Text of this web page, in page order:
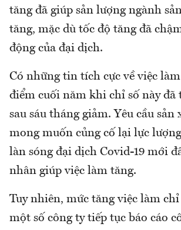
tăng đã giúp sản lượng ngành
tăng, mặc dù tốc độ tăng đã
động của đại dịch.
Có những tin tích cực về việc
điểm cuối năm khi chỉ số này đã
sau sáu tháng giảm. Yêu cầu sản
mong muốn củng cố lại lực
làn sóng đại dịch Covid-19 mới
nhân giúp việc làm tăng.
Tuy nhiên, mức tăng việc làm
một số công ty tiếp tục báo cáo